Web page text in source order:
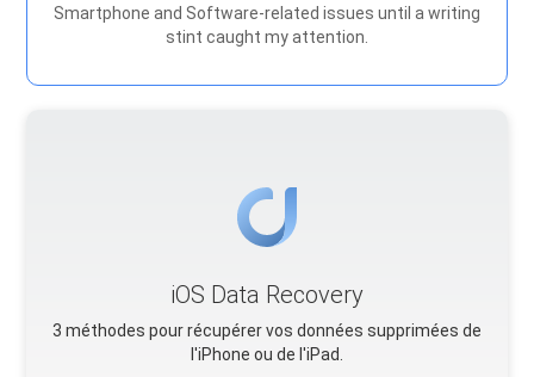
Smartphone and Software-related issues until a writing
stint caught my attention.
iOS Data Recovery
3 méthodes pour récupérer vos données supprimées de
l'iPhone ou de l'iPad.